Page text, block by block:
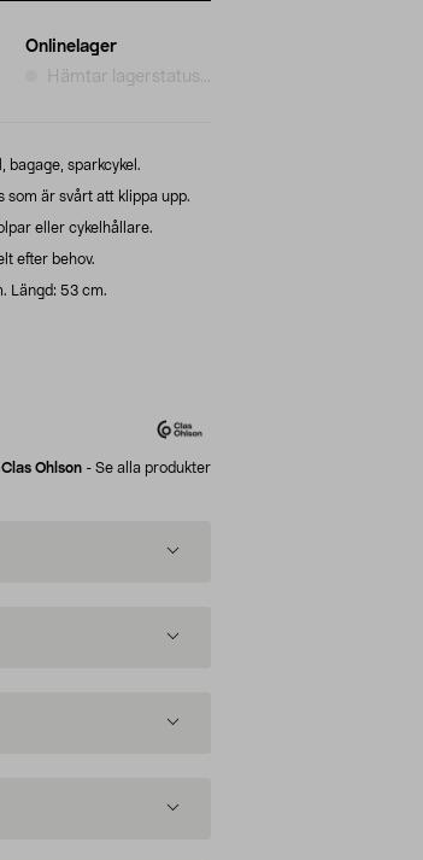
Onlinelager
Hämtar lagerstatus...
bagage, sparkcykel.
som är svårt att klippa upp.
eller cykelhållare.
efter behov.
Längd: 53 cm.
Clas Ohlson - Se alla produkter